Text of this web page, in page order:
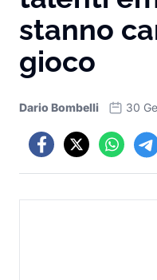
stanno
gioco
Dario Bombelli 30